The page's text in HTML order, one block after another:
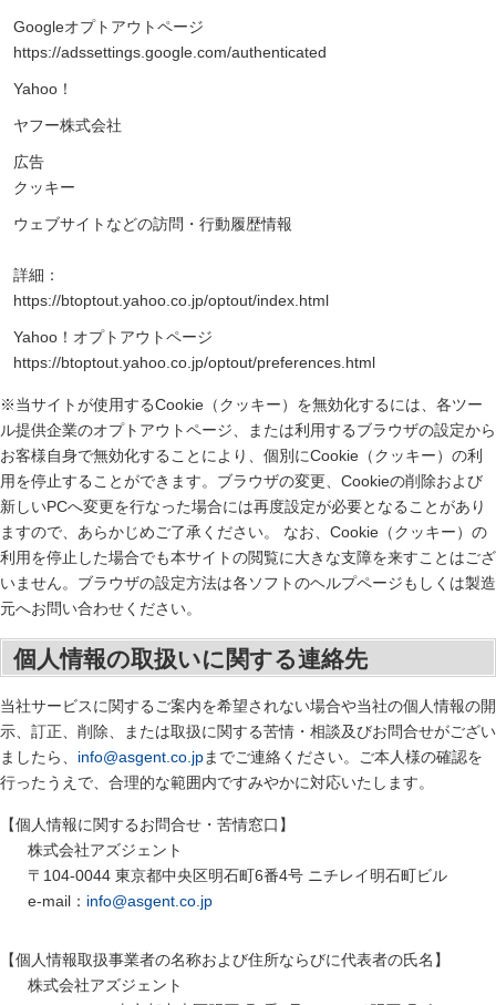
Googleオプトアウトページ
https://adssettings.google.com/authenticated
Yahoo！
ヤフー株式会社
広告
クッキー
ウェブサイトなどの訪問・行動履歴情報
詳細：
https://btoptout.yahoo.co.jp/optout/index.html
Yahoo！オプトアウトページ
https://btoptout.yahoo.co.jp/optout/preferences.html
※当サイトが使用するCookie（クッキー）を無効化するには、各ツー
ル提供企業のオプトアウトページ、または利用するブラウザの設定から
お客様自身で無効化することにより、個別にCookie（クッキー）の利
用を停止することができます。ブラウザの変更、Cookieの削除および
新しいPCへ変更を行なった場合には再度設定が必要となることがあり
ますので、あらかじめご了承ください。 なお、Cookie（クッキー）の
利用を停止した場合でも本サイトの閲覧に大きな支障を来すことはござ
いません。ブラウザの設定方法は各ソフトのヘルプページもしくは製造
元へお問い合わせください。
個人情報の取扱いに関する連絡先
当社サービスに関するご案内を希望されない場合や当社の個人情報の開
示、訂正、削除、または取扱に関する苦情・相談及びお問合せがござい
ましたら、 info@asgent.co.jpまでご連絡ください。ご本人様の確認を
行ったうえで、合理的な範囲内ですみやかに対応いたします。
【個人情報に関するお問合せ・苦情窓口】
株式会社アズジェント
〒104-0044 東京都中央区明石町6番4号 ニチレイ明石町ビル
e-mail： info@asgent.co.jp
【個人情報取扱事業者の名称および住所ならびに代表者の氏名】
株式会社アズジェント